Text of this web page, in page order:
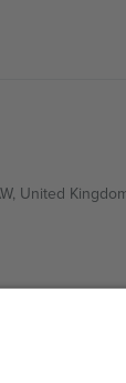
United